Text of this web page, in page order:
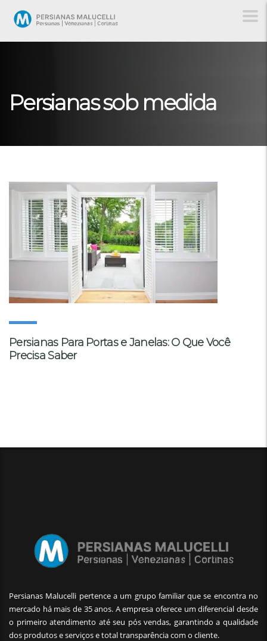
Persianas sob medida
Persianas Para Portas e Janelas: O Que Você
Precisa Saber
Persianas Malucelli pertence a um grupo familiar que se encontra no
mercado há mais de 35 anos. A empresa oferece um diferencial desde
o primeiro atendimento até seu pós vendas, garantindo a qualidade
dos produtos e serviços e total transparência com o cliente.